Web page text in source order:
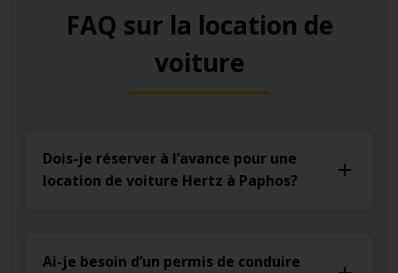
FAQ sur la location de
voiture
Dois-je réserver à l’avance pour une
location de voiture Hertz à Paphos?
Ai-je besoin d’un permis de conduire